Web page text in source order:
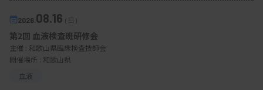
2026. 08.16（日）
第2回 血液検査班研修会
主催 : 和歌山県臨床検査技師会
開催場所 : 和歌山県
血液